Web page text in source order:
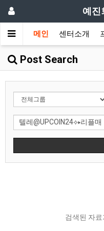
예진
메인 센터소개
Post Search
검색된 자